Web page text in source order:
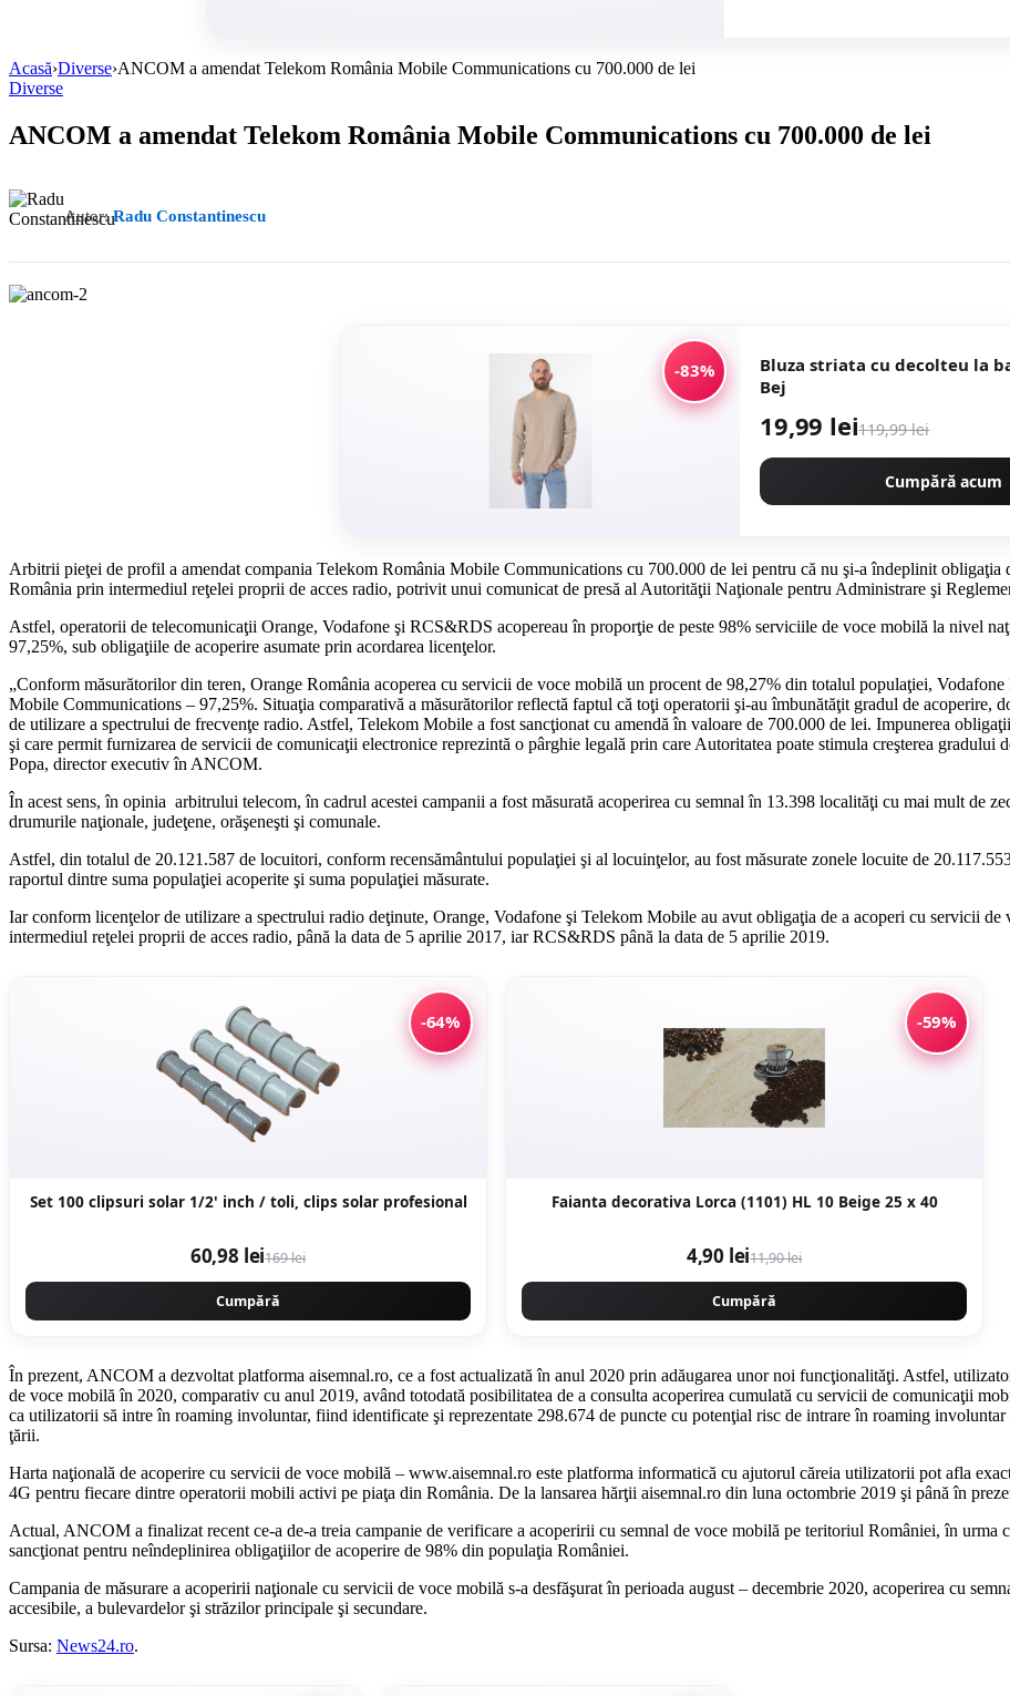
Acasă›Diverse›ANCOM a amendat Telekom România Mobile Communications cu 700.000 de lei
Diverse
ANCOM a amendat Telekom România Mobile Communications cu 700.000 de lei
Autor:Radu Constantinescu
-83%
Bluza striata cu decolteu la
Bej
19,99 lei119,99 lei
Cumpără acum
Arbitrii pieţei de profil a amendat compania Telekom România Mobile Communications cu 700.000 de lei pentru că nu şi-a îndeplinit
România prin intermediul reţelei proprii de acces radio, potrivit unui comunicat de presă al Autorităţii Naţionale pentru Administrare şi
Astfel, operatorii de telecomunicaţii Orange, Vodafone şi RCS&RDS acopereau în proporţie de peste 98% serviciile de voce mobilă la nivel
97,25%, sub obligaţiile de acoperire asumate prin acordarea licenţelor.
„Conform măsurătorilor din teren, Orange România acoperea cu servicii de voce mobilă un procent de 98,27% din totalul populaţiei,
Mobile Communications – 97,25%. Situaţia comparativă a măsurătorilor reflectă faptul că toţi operatorii şi-au îmbunătăţit gradul de acoperire,
de utilizare a spectrului de frecvenţe radio. Astfel, Telekom Mobile a fost sancţionat cu amendă în valoare de 700.000 de lei. Impunerea
şi care permit furnizarea de servicii de comunicaţii electronice reprezintă o pârghie legală prin care Autoritatea poate stimula creşterea
Popa, director executiv în ANCOM.
În acest sens, în opinia arbitrului telecom, în cadrul acestei campanii a fost măsurată acoperirea cu semnal în 13.398 localităţi cu mai mult de
drumurile naţionale, judeţene, orăşeneşti şi comunale.
Astfel, din totalul de 20.121.587 de locuitori, conform recensământului populaţiei şi al locuinţelor, au fost măsurate zonele locuite de
raportul dintre suma populaţiei acoperite şi suma populaţiei măsurate.
Iar conform licenţelor de utilizare a spectrului radio deţinute, Orange, Vodafone şi Telekom Mobile au avut obligaţia de a acoperi cu servicii
intermediul reţelei proprii de acces radio, până la data de 5 aprilie 2017, iar RCS&RDS până la data de 5 aprilie 2019.
-64%
Set 100 clipsuri solar 1/2' inch / toli, clips solar profesional
60,98 lei169 lei
Cumpără
-59%
Faianta decorativa Lorca (1101) HL 10 Beige 25 x 40
4,90 lei11,90 lei
Cumpără
În prezent, ANCOM a dezvoltat platforma aisemnal.ro, ce a fost actualizată în anul 2020 prin adăugarea unor noi funcţionalităţi. Astfel,
de voce mobilă în 2020, comparativ cu anul 2019, având totodată posibilitatea de a consulta acoperirea cumulată cu servicii de comunicaţii
ca utilizatorii să intre în roaming involuntar, fiind identificate şi reprezentate 298.674 de puncte cu potenţial risc de intrare în roaming
ţării.
Harta naţională de acoperire cu servicii de voce mobilă – www.aisemnal.ro este platforma informatică cu ajutorul căreia utilizatorii pot afla
4G pentru fiecare dintre operatorii mobili activi pe piaţa din România. De la lansarea hărţii aisemnal.ro din luna octombrie 2019 şi până în
Actual, ANCOM a finalizat recent ce-a de-a treia campanie de verificare a acoperirii cu semnal de voce mobilă pe teritoriul României, în urma
sancţionat pentru neîndeplinirea obligaţiilor de acoperire de 98% din populaţia României.
Campania de măsurare a acoperirii naţionale cu servicii de voce mobilă s-a desfăşurat în perioada august – decembrie 2020, acoperirea cu
accesibile, a bulevardelor şi străzilor principale şi secundare.
Sursa: News24.ro.